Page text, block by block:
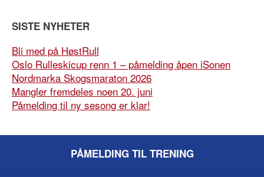
SISTE NYHETER
Bli med på HøstRull
Oslo Rulleskicup renn 1 – påmelding åpen iSonen
Nordmarka Skogsmaraton 2026
Mangler fremdeles noen 20. juni
Påmelding til ny sesong er klar!
PÅMELDING TIL TRENING